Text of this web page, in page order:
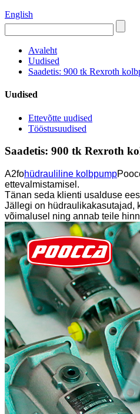
English
Avaleht
Uudised
Saadetis: 900 tk Rexroth
Uudised
Ettevõtte uudised
Tööstusuudised
Saadetis: 900 tk Rexroth
A2fohüdrauliline kolbpump
ettevalmistamisel.
Tänan seda klienti usalduse
Jällegi on hüdraulikakasutajad,
võimalusel ning annab teile